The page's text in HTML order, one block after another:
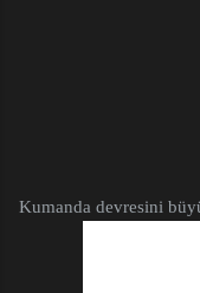
Kumanda devresini